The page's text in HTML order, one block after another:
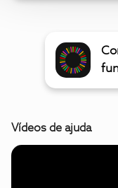
Vídeos de ajuda